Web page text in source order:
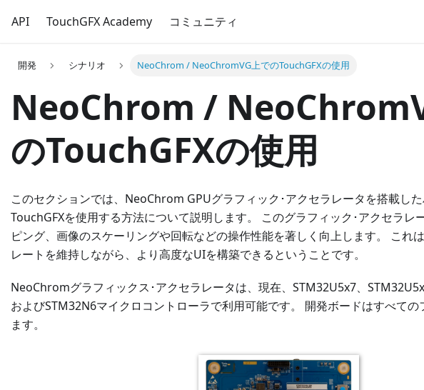
API TouchGFX Academy コミュニティ
開発 シナリオ NeoChrom / NeoChromVG上でのTouchGFXの使用
NeoChrom /
のTouchGFXの使用
このセクションでは、NeoChrom GPUグラフィック･アクセラレータを搭載し
TouchGFXを使用する方法について説明します。 このグラフィック･アクセラレ
ピング、画像のスケーリングや回転などの操作性能を著しく向上します。 これ
レートを維持しながら、より高度なUIを構築できるということです。
NeoChromグラフィックス･アクセラレータは、現在、STM32U5x7、
およびSTM32N6マイクロコントローラで利用可能です。 開発ボードはすべて
ます。